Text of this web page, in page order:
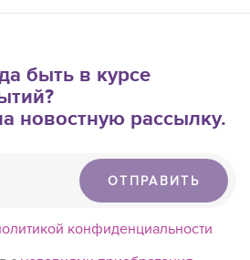
быть в курсе
новостную рассылку.
ОТПРАВИТЬ
конфиденциальности